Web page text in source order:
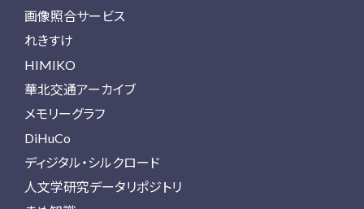
画像照合サービス
れきすけ
HIMIKO
華北交通アーカイブ
メモリーグラフ
DiHuCo
ディジタル・シルクロード
人文学研究データリポジトリ